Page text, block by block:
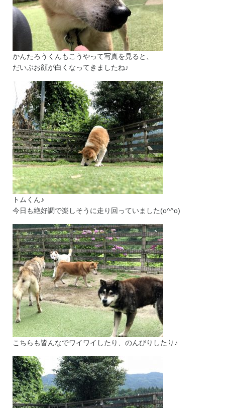
かんたろうくんもこうやって写真を見ると、
だいぶお顔が白くなってきましたね♪
トムくん♪
今日も絶好調で楽しそうに走り回っていました(o^^o)
こちらも皆んなでワイワイしたり、のんびりしたり♪